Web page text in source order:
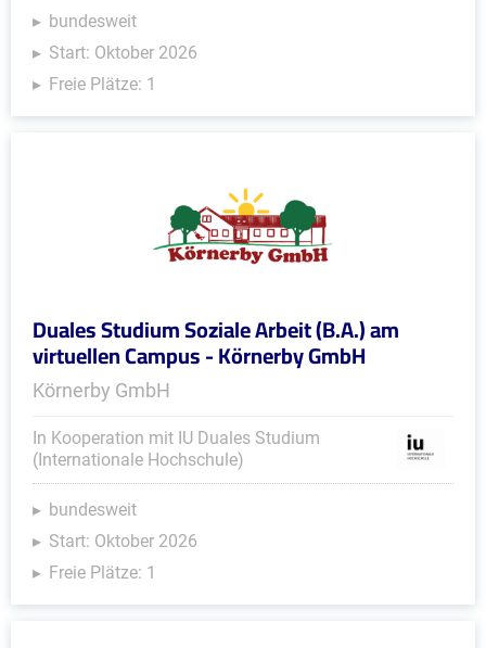
bundesweit
Start: Oktober 2026
Freie Plätze: 1
Duales Studium Soziale Arbeit (B.A.) am
virtuellen Campus - Körnerby GmbH
Körnerby GmbH
In Kooperation mit IU Duales Studium
(Internationale Hochschule)
bundesweit
Start: Oktober 2026
Freie Plätze: 1